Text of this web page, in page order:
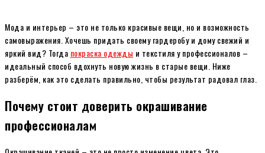
Мода и интерьер – это не только красивые вещи, но и возможность
самовыражения. Хочешь придать своему гардеробу и дому свежий и
яркий вид? Тогда покраска одежды и текстиля у профессионалов –
идеальный способ вдохнуть новую жизнь в старые вещи. Ниже
разберём, как это сделать правильно, чтобы результат радовал глаз.
Почему стоит доверить окрашивание
профессионалам